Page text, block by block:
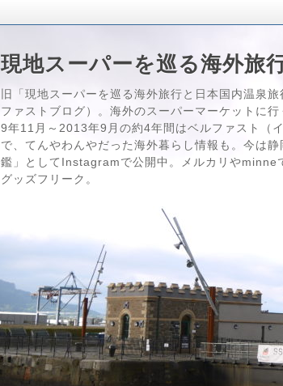
現地スーパーを巡る海外旅
旧「現地スーパーを巡る海外旅行と日本国内温泉
ファストブログ）。海外のスーパーマーケットに
9年11月～2013年9月の約4年間はベルファスト（
で、てんやわんやだった海外暮らし情報も。今は
鑑」としてInstagramで公開中。メルカリやminne
グッズフリーク。